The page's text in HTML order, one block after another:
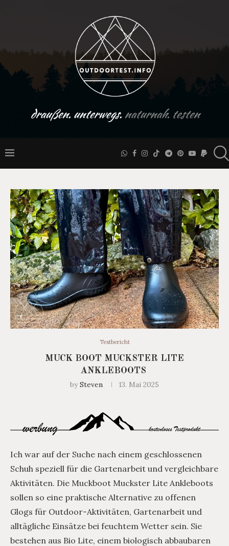
draußen. unterwegs.naturnah. testen
Testbericht
MUCK BOOT MUCKSTER LITE
ANKLEBOOTS
bySteven 13. Mai 2025
Ich war auf der Suche nach einem geschlossenen
Schuh speziell für die Gartenarbeit und vergleichbare
Aktivitäten. Die Muckboot Muckster Lite Ankleboots
sollen so eine praktische Alternative zu offenen
Glogs für Outdoor-Aktivitäten, Gartenarbeit und
alltägliche Einsätze bei feuchtem Wetter sein. Sie
bestehen aus Bio Lite, einem biologisch abbaubaren